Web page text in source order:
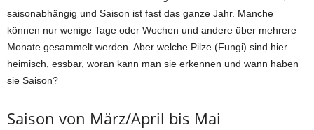
saisonabhängig und Saison ist fast das ganze Jahr. Manche
können nur wenige Tage oder Wochen und andere über mehrere
Monate gesammelt werden. Aber welche Pilze (Fungi) sind hier
heimisch, essbar, woran kann man sie erkennen und wann haben
sie Saison?
Saison von März/April bis Mai